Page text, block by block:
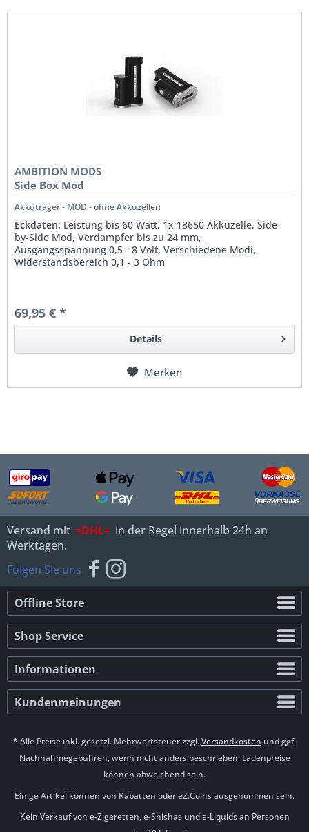
AMBITION MODS
Side Box Mod
Akkuträger - MOD - ohne Akkuzellen
Eckdaten: Leistung bis 60 Watt, 1x 18650 Akkuzelle, Side-
by-Side Mod, Verdampfer bis zu 24 mm,
Ausgangsspannung 0,5 - 8 Volt, Verschiedene Modi,
Widerstandsbereich 0,1 - 3 Ohm
69,95 € *
Details
Merken
Versand mit =DHL= in der Regel innerhalb 24h an
Werktagen.
Folgen Sie uns
Offline Store
Shop Service
Informationen
Kundenmeinungen
* Alle Preise inkl. gesetzl. Mehrwertsteuer zzgl.Versandkosten und ggf.
Nachnahmegebühren, wenn nicht anders beschrieben. Ladenpreise
können abweichend sein.
Einige Artikel können von Rabatten oder eZ:Coins ausgenommen sein.
Kein Verkauf von e-Zigaretten, e-Shishas und e-Liquids an Personen